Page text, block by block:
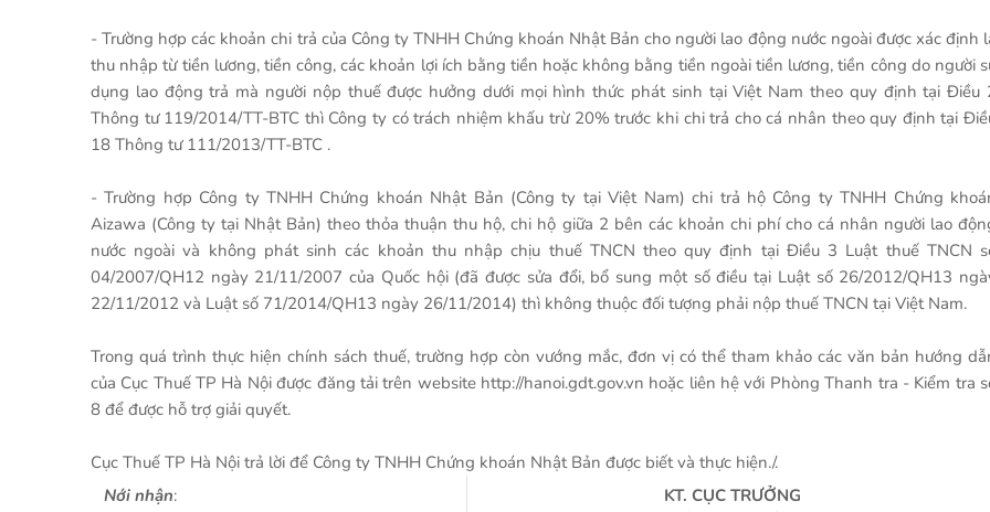
- Trường hợp các khoản chi trả của Công ty TNHH Chứng khoán Nhật Bản cho người lao động nước ngoài được xác định
thu nhập từ tiền lương, tiền công, các khoản lợi ích bằng tiền hoặc không bằng tiền ngoài tiền lương, tiền công do người
dụng lao động trả mà người nộp thuế được hưởng dưới mọi hình thức phát sinh tại Việt Nam theo quy định tại Điều
Thông tư 119/2014/TT-BTC thì Công ty có trách nhiệm khấu trừ 20% trước khi chi trả cho cá nhân theo quy định tại
18 Thông tư 111/2013/TT-BTC .
- Trường hợp Công ty TNHH Chứng khoán Nhật Bản (Công ty tại Việt Nam) chi trả hộ Công ty TNHH Chứng
Aizawa (Công ty tại Nhật Bản) theo thỏa thuận thu hộ, chi hộ giữa 2 bên các khoản chi phí cho cá nhân người lao
nước ngoài và không phát sinh các khoản thu nhập chịu thuế TNCN theo quy định tại Điều 3 Luật thuế TNCN
04/2007/QH12 ngày 21/11/2007 của Quốc hội (đã được sửa đổi, bổ sung một số điều tại Luật số 26/2012/QH13
22/11/2012 và Luật số 71/2014/QH13 ngày 26/11/2014) thì không thuộc đối tượng phải nộp thuế TNCN tại Việt Nam.
Trong quá trình thực hiện chính sách thuế, trường hợp còn vướng mắc, đơn vị có thể tham khảo các văn bản hướng
của Cục Thuế TP Hà Nội được đăng tải trên website http://hanoi.gdt.gov.vn hoặc liên hệ với Phòng Thanh tra - Kiểm tra
8 để được hỗ trợ giải quyết.
Cục Thuế TP Hà Nội trả lời để Công ty TNHH Chứng khoán Nhật Bản được biết và thực hiện./.
Nới nhận:
KT. CỤC TRƯỞNG